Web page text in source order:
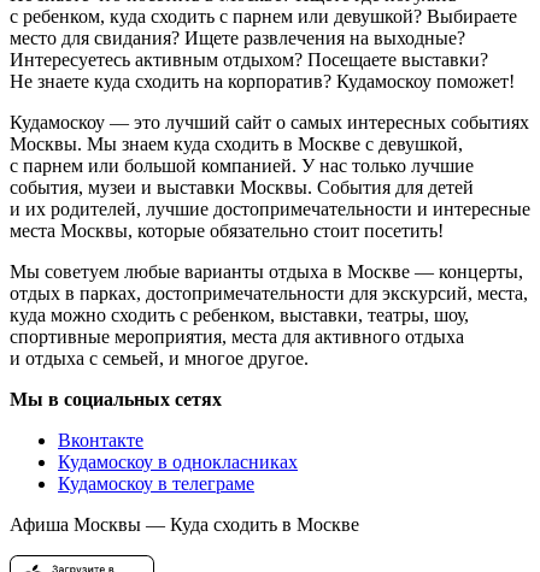
с ребенком, куда сходить с парнем или девушкой? Выбираете
место для свидания? Ищете развлечения на выходные?
Интересуетесь активным отдыхом? Посещаете выставки?
Не знаете куда сходить на корпоратив? Кудамоскоу поможет!
Кудамоскоу — это лучший сайт о самых интересных событиях
Москвы. Мы знаем куда сходить в Москве с девушкой,
с парнем или большой компанией. У нас только лучшие
события, музеи и выставки Москвы. События для детей
и их родителей, лучшие достопримечательности и интересные
места Москвы, которые обязательно стоит посетить!
Мы советуем любые варианты отдыха в Москве — концерты,
отдых в парках, достопримечательности для экскурсий, места,
куда можно сходить с ребенком, выставки, театры, шоу,
спортивные мероприятия, места для активного отдыха
и отдыха с семьей, и многое другое.
Мы в социальных сетях
Вконтакте
Кудамоскоу в однокласниках
Кудамоскоу в телеграме
Афиша Москвы — Куда сходить в Москве